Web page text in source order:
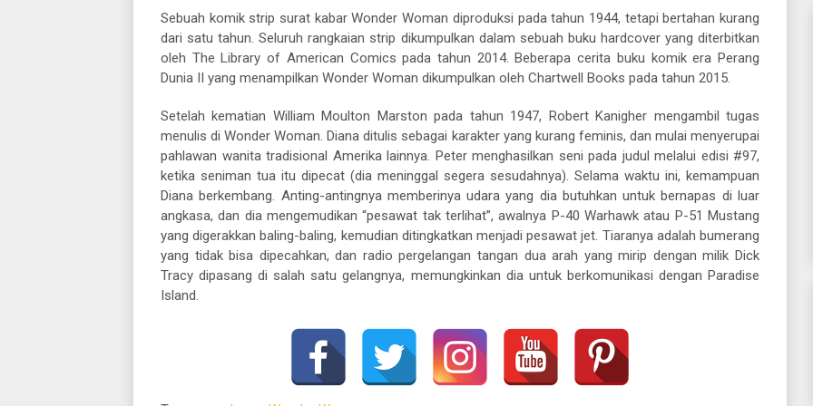
Sebuah komik strip surat kabar Wonder Woman diproduksi pada tahun 1944, tetapi bertahan kurang
dari satu tahun. Seluruh rangkaian strip dikumpulkan dalam sebuah buku hardcover yang diterbitkan
oleh The Library of American Comics pada tahun 2014. Beberapa cerita buku komik era Perang
Dunia II yang menampilkan Wonder Woman dikumpulkan oleh Chartwell Books pada tahun 2015.
Setelah kematian William Moulton Marston pada tahun 1947, Robert Kanigher mengambil tugas
menulis di Wonder Woman. Diana ditulis sebagai karakter yang kurang feminis, dan mulai menyerupai
pahlawan wanita tradisional Amerika lainnya. Peter menghasilkan seni pada judul melalui edisi #97,
ketika seniman tua itu dipecat (dia meninggal segera sesudahnya). Selama waktu ini, kemampuan
Diana berkembang. Anting-antingnya memberinya udara yang dia butuhkan untuk bernapas di luar
angkasa, dan dia mengemudikan “pesawat tak terlihat”, awalnya P-40 Warhawk atau P-51 Mustang
yang digerakkan baling-baling, kemudian ditingkatkan menjadi pesawat jet. Tiaranya adalah bumerang
yang tidak bisa dipecahkan, dan radio pergelangan tangan dua arah yang mirip dengan milik Dick
Tracy dipasang di salah satu gelangnya, memungkinkan dia untuk berkomunikasi dengan Paradise
Island.